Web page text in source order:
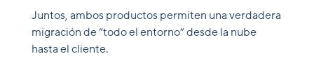
Juntos, ambos productos permiten una verdadera
migración de “todo el entorno” desde la nube
hasta el cliente.